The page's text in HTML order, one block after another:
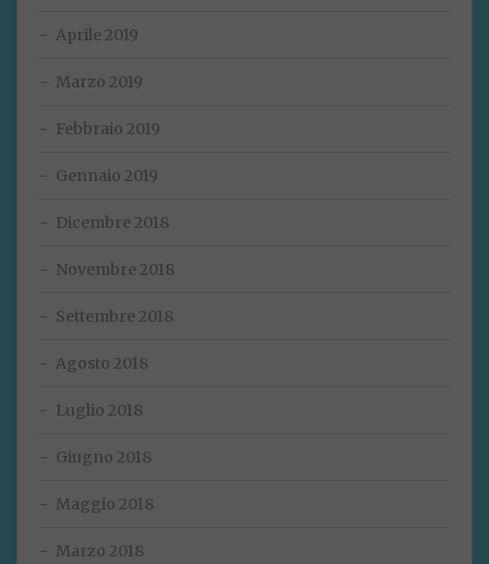
Aprile 2019
Marzo 2019
Febbraio 2019
Gennaio 2019
Dicembre 2018
Novembre 2018
Settembre 2018
Agosto 2018
Luglio 2018
Giugno 2018
Maggio 2018
Marzo 2018